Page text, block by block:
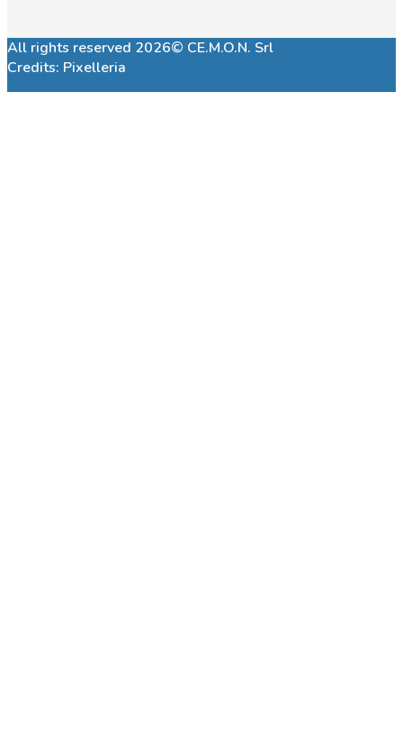
All rights reserved 2026© CE.M.O.N. Srl
Credits: Pixelleria